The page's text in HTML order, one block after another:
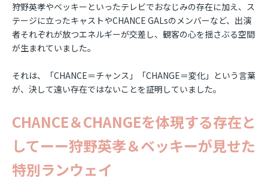
狩野英孝やベッキーといったテレビでおなじみの存在に加え、ス
テージに立ったキャストやCHANCE GALsのメンバーなど、出演
者それぞれが放つエネルギーが交差し、観客の心を揺さぶる空間
が生まれていました。
それは、「CHANCE＝チャンス」「CHANGE＝変化」という言葉
が、決して遠い存在ではないことを証明していました。
CHANCE＆CHANGEを体現する存在と
してーー狩野英孝＆ベッキーが見せた
特別ランウェイ